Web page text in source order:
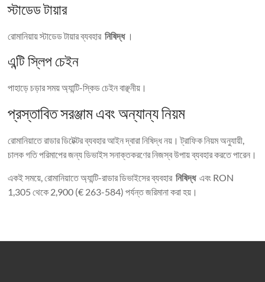
স্টাডেড টায়ার
রোমানিয়ায় স্টাডেড টায়ার ব্যবহারনিষিদ্ধ।
এন্টি স্লিপ চেইন
পাহাড়ে চড়ার সময় অ্যান্টি-স্কিড চেইন বাঞ্ছনীয়।
প্রস্তাবিত সরঞ্জাম এবং অন্যান্য নিয়ম
রোমানিয়াতে রাডার ডিটেক্টর ব্যবহার আইন দ্বারা নিষিদ্ধ নয়। ট্রাফিক নিয়ম অনুযায়ী,
চালক গতি পরিমাপের জন্য ডিভাইস সনাক্তকরণের নিজস্ব উপায় ব্যবহার করতে পারেন।
একই সময়ে, রোমানিয়াতে অ্যান্টি-রাডার ডিভাইসের ব্যবহারনিষিদ্ধএবং RON
1,305 থেকে 2,900 (€ 263-584) পর্যন্ত জরিমানা করা হয়।